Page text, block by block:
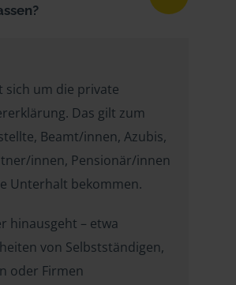
sich um die private
Das gilt zum
Beamt/innen, Azubis,
innen, Pensionär/innen
Unterhalt bekommen.
hinausgeht – etwa
von Selbstständigen,
oder Firmen